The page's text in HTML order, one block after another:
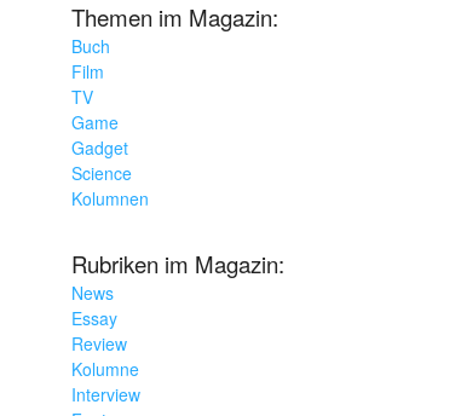
Themen im Magazin:
Buch
Film
TV
Game
Gadget
Science
Kolumnen
Rubriken im Magazin:
News
Essay
Review
Kolumne
Interview